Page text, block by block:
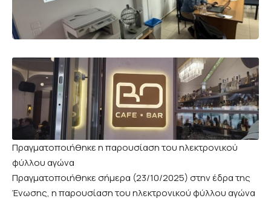
Πραγματοποιήθηκε η παρουσίαση του ηλεκτρονικού
φύλλου αγώνα
Πραγματοποιήθηκε σήμερα (23/10/2025) στην έδρα της
Ένωσης, η παρουσίαση του ηλεκτρονικού φύλλου αγώνα